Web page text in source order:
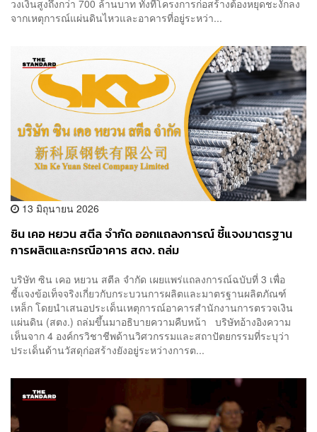
วงเงินสูงถึงกว่า 700 ล้านบาท ทั้งที่โครงการก่อสร้างต้องหยุดชะงักลง
จากเหตุการณ์แผ่นดินไหวและอาคารที่อยู่ระหว่า...
13 มิถุนายน 2026
ซิน เคอ หยวน สตีล จำกัด ออกแถลงการณ์ ชี้แจงมาตรฐาน
การผลิตและกรณีอาคาร สตง. ถล่ม
บริษัท ซิน เคอ หยวน สตีล จำกัด เผยแพร่แถลงการณ์ฉบับที่ 3 เพื่อ
ชี้แจงข้อเท็จจริงเกี่ยวกับกระบวนการผลิตและมาตรฐานผลิตภัณฑ์
เหล็ก โดยนำเสนอประเด็นเหตุการณ์อาคารสำนักงานการตรวจเงิน
แผ่นดิน (สตง.) ถล่มขึ้นมาอธิบายความคืบหน้า บริษัทอ้างอิงความ
เห็นจาก 4 องค์กรวิชาชีพด้านวิศวกรรมและสถาปัตยกรรมที่ระบุว่า
ประเด็นด้านวัสดุก่อสร้างยังอยู่ระหว่างการต...